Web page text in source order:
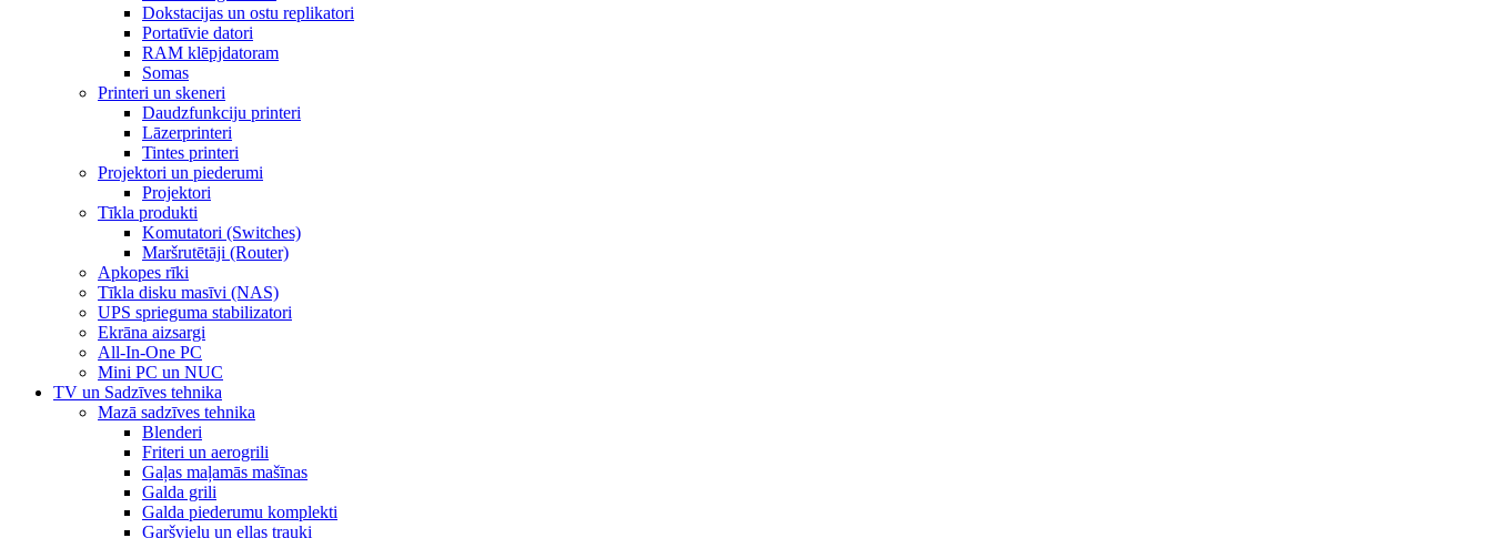
Dokstacijas un ostu replikatori
Portatīvie datori
RAM klēpjdatoram
Somas
Printeri un skeneri
Daudzfunkciju printeri
Lāzerprinteri
Tintes printeri
Projektori un piederumi
Projektori
Tīkla produkti
Komutatori (Switches)
Maršrutētāji (Router)
Apkopes rīki
Tīkla disku masīvi (NAS)
UPS sprieguma stabilizatori
Ekrāna aizsargi
All-In-One PC
Mini PC un NUC
TV un Sadzīves tehnika
Mazā sadzīves tehnika
Blenderi
Friteri un aerogrili
Gaļas maļamās mašīnas
Galda grili
Galda piederumu komplekti
Garšvielu un eļļas trauki